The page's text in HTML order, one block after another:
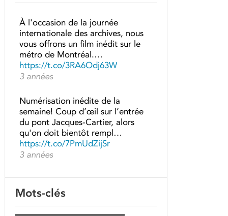
À l'occasion de la journée
internationale des archives, nous
vous offrons un film inédit sur le
métro de Montréal.…
https://t.co/3RA6Odj63W
3 années
Numérisation inédite de la
semaine! Coup d’œil sur l’entrée
du pont Jacques-Cartier, alors
qu'on doit bientôt rempl…
https://t.co/7PmUdZijSr
3 années
Mots-clés